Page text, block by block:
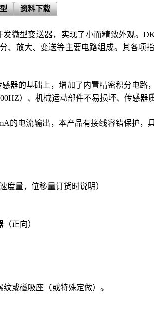
资料下载
微型变送器，实现了小而精致外观。
、放大、变送等主要电路组成。其各项
器的基础上，增加了内置精密积分电路
）、机械运动部件不易损坏、传感器
的电流输出，本产品有接线容错保护，
度量，位移量订货时说明）
正向）
或磁吸座（或特殊定做）。